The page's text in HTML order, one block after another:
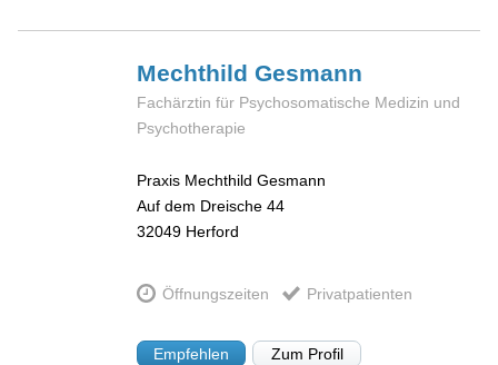
MechthildGesmann
Fachärztin für Psychosomatische Medizin und
Psychotherapie
Praxis Mechthild Gesmann
Auf dem Dreische 44
32049 Herford
Öffnungszeiten Privatpatienten
Empfehlen Zum Profil